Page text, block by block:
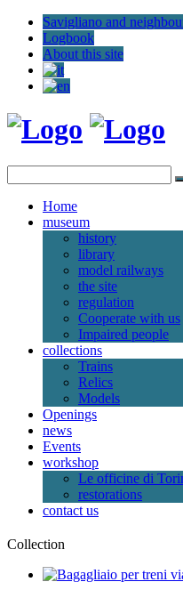
Savigliano and
Logbook
About this site
Home
museum
history
library
model railways
the site
regulation
Cooperate with us
Impaired people
collections
Trains
Relics
Models
Openings
news
Events
workshop
Le officine di
restorations
contact us
Collection